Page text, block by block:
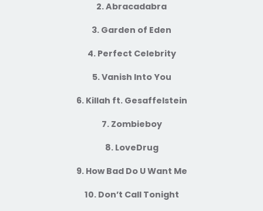
2. Abracadabra
3. Garden of Eden
4. Perfect Celebrity
5. Vanish Into You
6. Killah ft. Gesaffelstein
7. Zombieboy
8. LoveDrug
9. How Bad Do U Want Me
10. Don’t Call Tonight